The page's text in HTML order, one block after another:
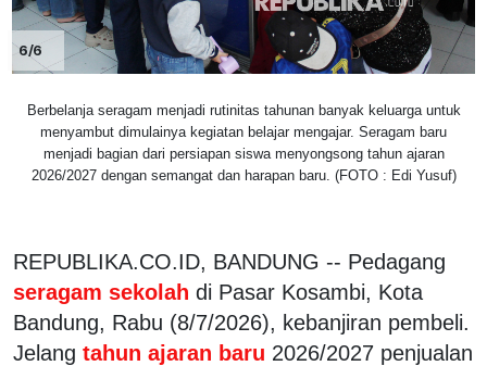
6/6
Berbelanja seragam menjadi rutinitas tahunan banyak keluarga untuk
menyambut dimulainya kegiatan belajar mengajar. Seragam baru
menjadi bagian dari persiapan siswa menyongsong tahun ajaran
2026/2027 dengan semangat dan harapan baru. (FOTO : Edi Yusuf)
REPUBLIKA.CO.ID, BANDUNG -- Pedagang
seragam sekolah di Pasar Kosambi, Kota
Bandung, Rabu (8/7/2026), kebanjiran pembeli.
Jelang tahun ajaran baru 2026/2027 penjualan